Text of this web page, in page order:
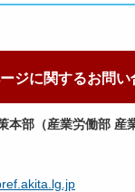
ジに関するお問い
本部（産業労働部 産